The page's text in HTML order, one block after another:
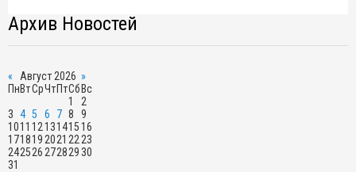
Архив Новостей
« Август 2026 »
ПнВтСрЧтПтСбВс
1
2
3 4 5 6 7 8
9
1011 1213141516
171819 2021 22 23
242526 27282930
31